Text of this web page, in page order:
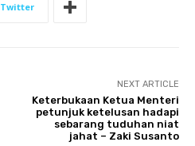
Twitter
NEXT ARTICLE
Keterbukaan Ketua Menteri
petunjuk ketelusan hadapi
sebarang tuduhan niat
jahat – Zaki Susanto